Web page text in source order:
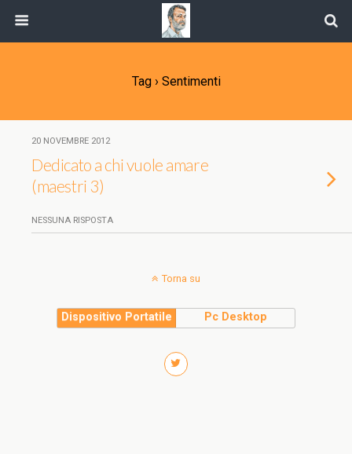
Tag › Sentimenti
20 NOVEMBRE 2012
Dedicato a chi vuole amare
(maestri 3)
NESSUNA RISPOSTA
Torna su
Dispositivo Portatile Pc Desktop